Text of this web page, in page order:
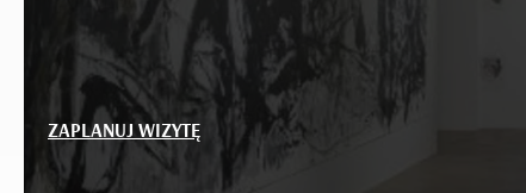
ZAPLANUJ WIZYTĘ